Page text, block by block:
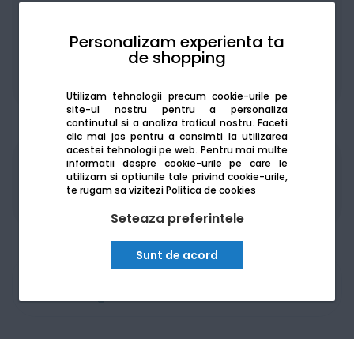
Personalizam experienta ta
de shopping
Utilizam tehnologii precum cookie-urile pe
site-ul nostru pentru a personaliza
continutul si a analiza traficul nostru. Faceti
clic mai jos pentru a consimti la utilizarea
acestei tehnologii pe web. Pentru mai multe
informatii despre cookie-urile pe care le
utilizam si optiunile tale privind cookie-urile,
te rugam sa viziteziPolitica de cookies
Seteaza preferintele
Sunt de acord
Produsele sunt disponibile pe platforma de
achizitii publiceSEAP/SICAP